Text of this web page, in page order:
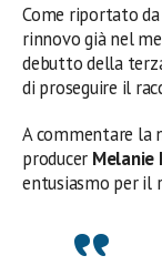
Come riportato
rinnovo già nel
debutto della
di proseguire il
A commentare la
producer Melanie
entusiasmo per il